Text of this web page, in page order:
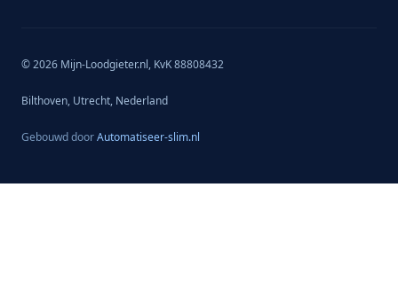
© 2026 Mijn-Loodgieter.nl, KvK 88808432
Bilthoven, Utrecht, Nederland
Gebouwd doorAutomatiseer-slim.nl